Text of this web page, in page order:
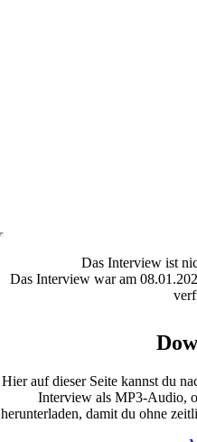
Das Interview ist
Das Interview war am
Hier auf dieser Seite kannst du
Interview als MP3-Audio,
herunterladen, damit du ohne